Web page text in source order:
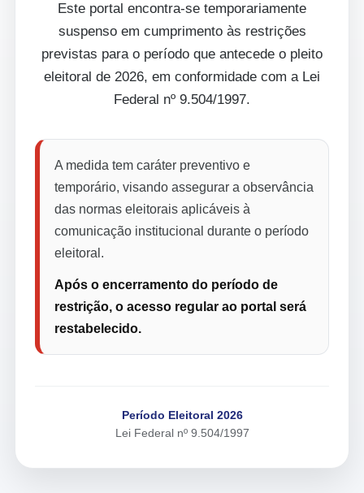
Este portal encontra-se temporariamente
suspenso em cumprimento às restrições
previstas para o período que antecede o pleito
eleitoral de 2026, em conformidade com a Lei
Federal nº 9.504/1997.
A medida tem caráter preventivo e
temporário, visando assegurar a observância
das normas eleitorais aplicáveis à
comunicação institucional durante o período
eleitoral.
Após o encerramento do período de
restrição, o acesso regular ao portal será
restabelecido.
Período Eleitoral 2026
Lei Federal nº 9.504/1997